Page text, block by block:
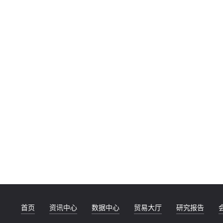
首页 资讯中心 数据中心 贸易大厅 研究报告